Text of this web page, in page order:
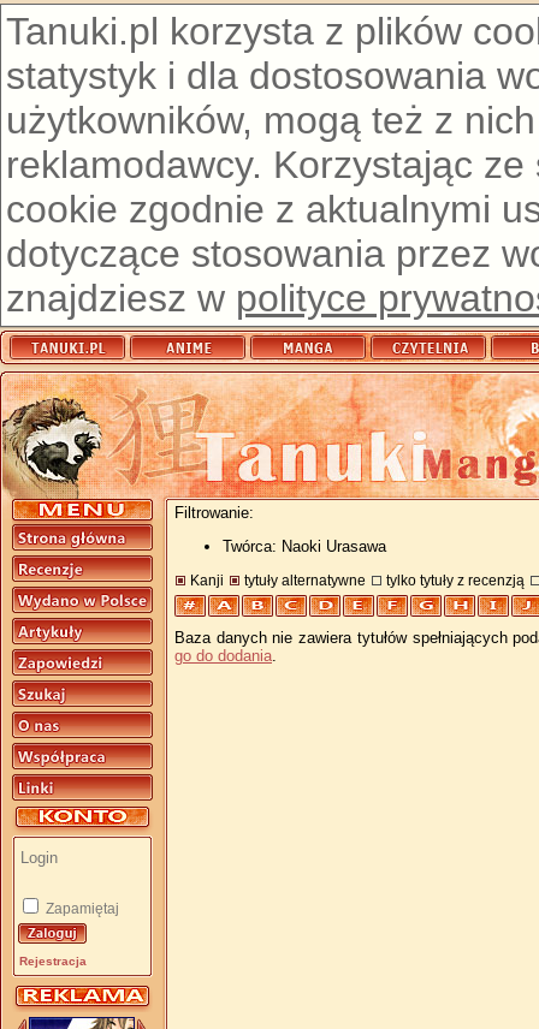
Tanuki.pl korzysta z plików
statystyk i dla dostosowania
użytkowników, mogą też z
reklamodawcy. Korzystając
cookie zgodnie z aktualnymi
dotyczące stosowania przez
znajdziesz w polityce
Zapamiętaj
Rejestracja
Filtrowanie:
Twórca: Naoki Urasawa
Kanji tytuły alternatywne tylko tytuły z recenzją
Baza danych nie zawiera tytułów spełniających
go do dodania.